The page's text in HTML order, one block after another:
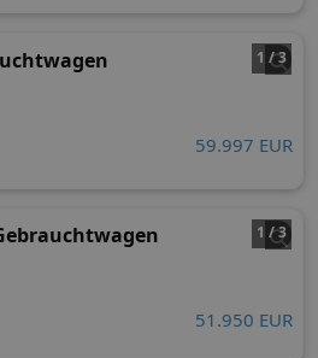
1 / 3
59.997 EUR
1 / 3
51.950 EUR